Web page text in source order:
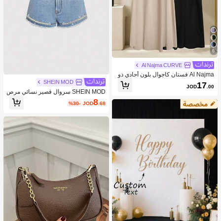
6
Al Najma CURVE
Al Najma فستان كاجوال بلون أحادي ذو
ياقة على شكل حرف V لحجم كبير للنسا
ء
JOD17 .00
SHEIN MOD
SHEIN MOD سروال قصير نسائي مرص
ع بالراين والخرز الزجاجي وباللون الجينز
JOD8.68
%30-